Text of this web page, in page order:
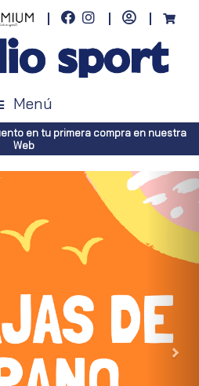
Menú
(Canarias, pedidos superiores a 50€.
superiores a 100€)